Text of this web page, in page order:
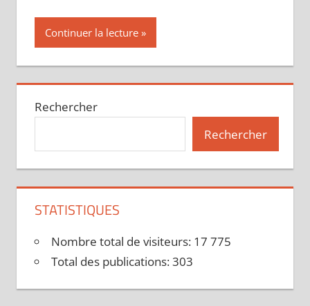
Continuer la lecture
Rechercher
Rechercher
STATISTIQUES
Nombre total de visiteurs: 17 775
Total des publications:303